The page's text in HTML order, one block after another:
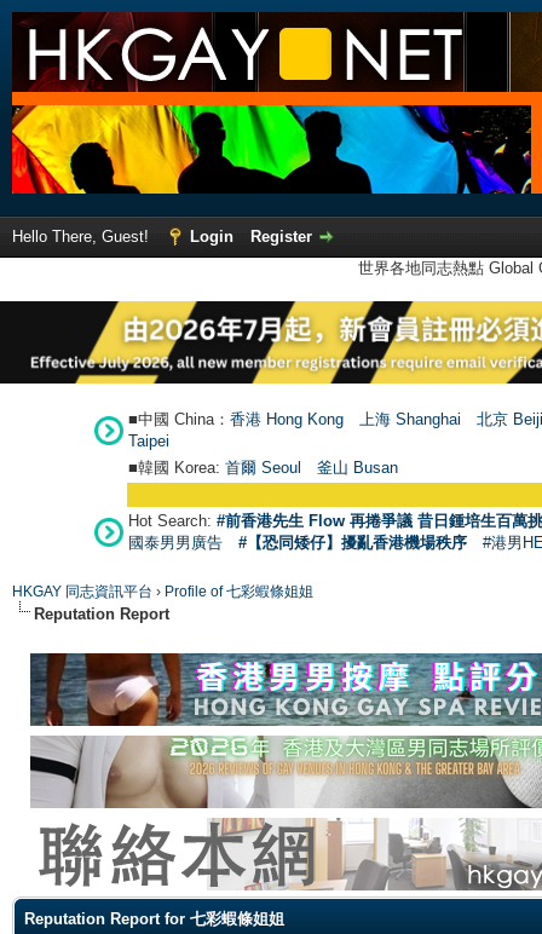
Hello There, Guest! Login
Register
世界各地同志熱點
■中國 China： 香港 Hong Kong 上海 Shanghai
北京
Taipei
■韓國 Korea: 首爾 Seoul 釜山 Busan
Hot Search: #前香港先生 Flow 再捲爭議 昔日鍾培生百萬
國泰男男廣告
#【恐同矮仔】擾亂香港機場秩序 #港男
HKGAY 同志資訊平台 › Profile of 七彩蝦條姐姐
Reputation Report
Reputation Report for 七彩蝦條姐姐